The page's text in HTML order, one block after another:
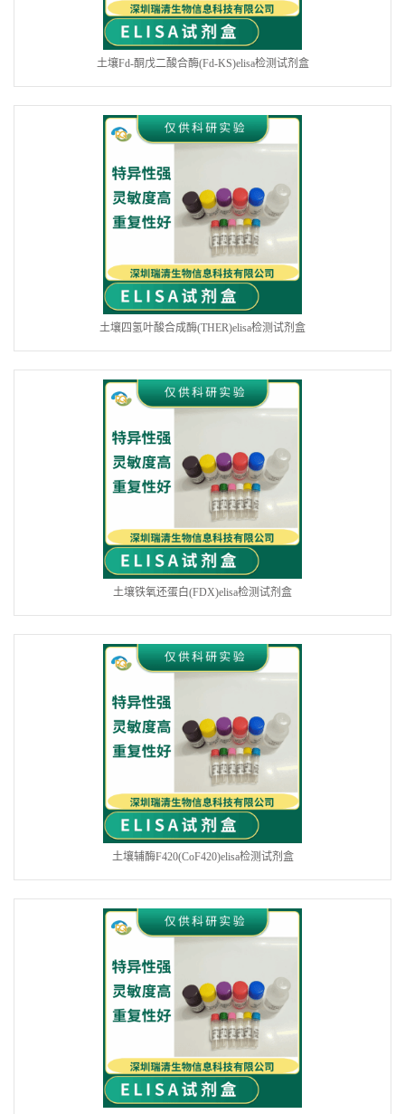
土壤Fd-酮戊二酸合酶(Fd-KS)elisa检测试剂盒
土壤四氢叶酸合成酶(THER)elisa检测试剂盒
土壤铁氧还蛋白(FDX)elisa检测试剂盒
土壤辅酶F420(CoF420)elisa检测试剂盒